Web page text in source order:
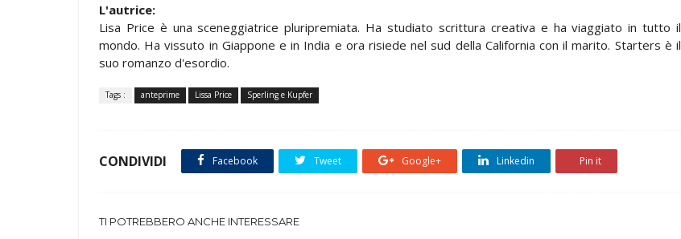
L'autrice:
Lisa Price è una sceneggiatrice pluripremiata. Ha studiato scrittura creativa e ha viaggiato in tutto il
mondo. Ha vissuto in Giappone e in India e ora risiede nel sud della California con il marito. Starters è il
suo romanzo d'esordio.
Tags : anteprime Lissa Price Sperling e Kupfer
CONDIVIDI Facebook Tweet Google+ Linkedin Pin it
TI POTREBBERO ANCHE INTERESSARE